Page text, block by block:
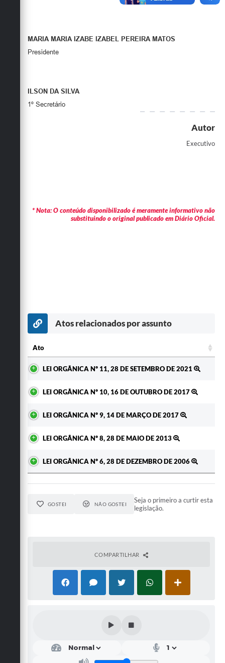
MARIA MARIA IZABE IZABEL PEREIRA MATOS
Presidente
ILSON DA SILVA
1º Secretário
Autor
Executivo
* Nota: O conteúdo disponibilizado é meramente informativo não
substituindo o original publicado em Diário Oficial.
Atos relacionados por assunto
Ato
LEI ORGÂNICA Nº 11, 28 DE SETEMBRO DE 2021
LEI ORGÂNICA Nº 10, 16 DE OUTUBRO DE 2017
LEI ORGÂNICA Nº 9, 14 DE MARÇO DE 2017
LEI ORGÂNICA Nº 8, 28 DE MAIO DE 2013
LEI ORGÂNICA Nº 6, 28 DE DEZEMBRO DE 2006
GOSTEI NÃO GOSTEI
Seja o primeiro a curtir esta
legislação.
COMPARTILHAR